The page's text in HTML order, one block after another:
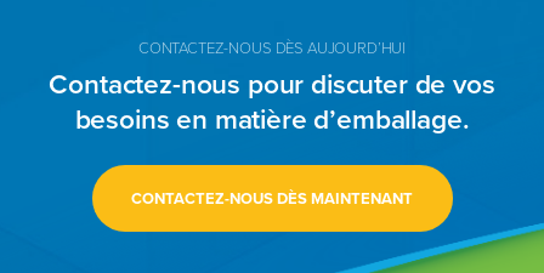
CONTACTEZ-NOUS DÈS AUJOURD’HUI
Contactez-nous pour discuter de vos
besoins en matière d’emballage.
CONTACTEZ-NOUS DÈS MAINTENANT